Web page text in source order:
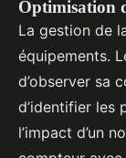
Optimisation
La gestion de
équipements.
d’observer sa
d’identifier les
l’impact d’un